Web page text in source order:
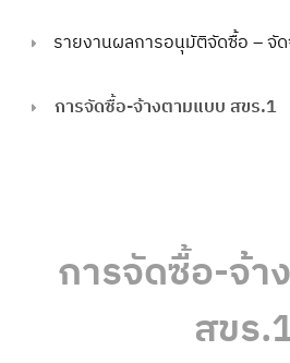
รายงานผลการอนุมัติจัดซื้อ – จั
การจัดซื้อ-จ้างตามแบบ สขร.1
การจัดซื้อ-จ้า
สขร